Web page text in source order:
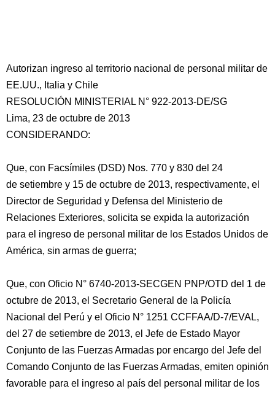
Autorizan ingreso al territorio nacional de personal militar de
EE.UU., Italia y Chile
RESOLUCIÓN MINISTERIAL N° 922-2013-DE/SG
Lima, 23 de octubre de 2013
CONSIDERANDO:
Que, con Facsímiles (DSD) Nos. 770 y 830 del 24
de setiembre y 15 de octubre de 2013, respectivamente, el
Director de Seguridad y Defensa del Ministerio de
Relaciones Exteriores, solicita se expida la autorización
para el ingreso de personal militar de los Estados Unidos de
América, sin armas de guerra;
Que, con Oficio N° 6740-2013-SECGEN PNP/OTD del 1 de
octubre de 2013, el Secretario General de la Policía
Nacional del Perú y el Oficio N° 1251 CCFFAA/D-7/EVAL,
del 27 de setiembre de 2013, el Jefe de Estado Mayor
Conjunto de las Fuerzas Armadas por encargo del Jefe del
Comando Conjunto de las Fuerzas Armadas, emiten opinión
favorable para el ingreso al país del personal militar de los